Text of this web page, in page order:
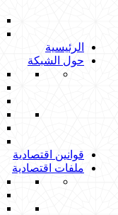
الرئيسية
حول الشبكة
قوانين اقتصادية
ملفات اقتصادية